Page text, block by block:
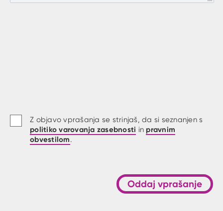
Z objavo vprašanja se strinjaš, da si seznanjen s
politiko varovanja zasebnosti in pravnim
obvestilom.
Oddaj vprašanje